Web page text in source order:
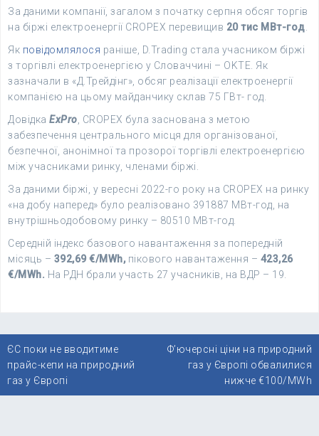
За даними компанії, загалом з початку серпня обсяг торгів
на біржі електроенергії CROPEX перевищив 20 тис МВт-год
Як повідомлялося раніше, D.Trading стала учасником біржі
з торгівлі електроенергією у Словаччині – OKTE. Як
зазначали в «Д.Трейдінг», обсяг реалізації електроенергії
компанією на цьому майданчику склав 75 ГВт- год.
Довідка ExPro , CROPEX була заснована з метою
забезпечення центрального місця для організованої,
безпечної, анонімної та прозорої торгівлі електроенергією
між учасниками ринку, членами біржі.
За даними біржі, у вересні 2022-го року на CROPEX на ринку
«на добу наперед» було реалізовано 391887 МВт-год, на
внутрішньодобовому ринку – 80510 МВт-год.
Середній індекс базового навантаження за попередній
місяць – 392,69 €/MWh,пікового навантаження – 423,26
€/MWh. На РДН брали участь 27 учасників, на ВДР – 19.
Навігація
записів
ЄС поки не вводитиме
прайс-кепи на природний
газ у Європі
Ф’ючерсні ціни на природний
газ у Європі обвалилися
нижче €100/MWh